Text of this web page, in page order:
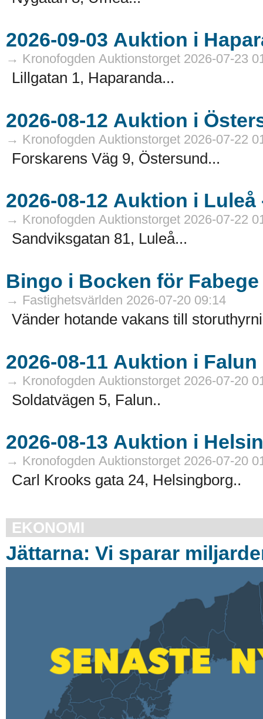
→ Kronofogden Auktionstorget 2026-07-23
Lillgatan 1, Haparanda...
→ Kronofogden Auktionstorget 2026-07-22
Forskarens Väg 9, Östersund...
→ Kronofogden Auktionstorget 2026-07-22
Sandviksgatan 81, Luleå...
Bingo i Bocken för Fabege
→ Fastighetsvärlden 2026-07-20 09:14
Vänder hotande vakans till
→ Kronofogden Auktionstorget 2026-07-20
Soldatvägen 5, Falun..
→ Kronofogden Auktionstorget 2026-07-20
Carl Krooks gata 24, Helsingborg..
EKONOMI
Jättarna: Vi sparar